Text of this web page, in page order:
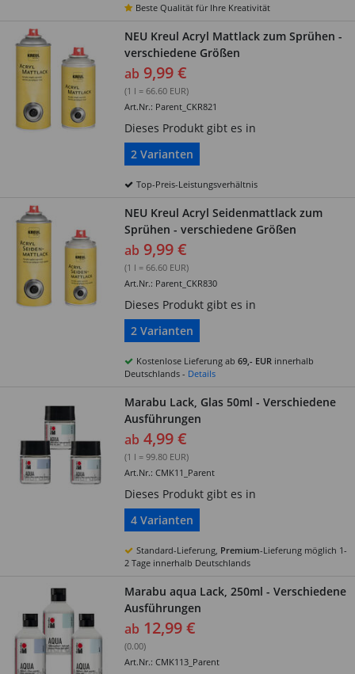
Beste Qualität für Ihre Kreativität
NEU Kreul Acryl Mattlack zum Sprühen -
verschiedene Größen
ab 9,99 €
(1 l = 66.60 EUR)
Art.Nr.: Parent_CKR821
Dieses Produkt gibt es in
2 Varianten
Top-Preis-Leistungsverhältnis
NEU Kreul Acryl Seidenmattlack zum
Sprühen - verschiedene Größen
ab 9,99 €
(1 l = 66.60 EUR)
Art.Nr.: Parent_CKR830
Dieses Produkt gibt es in
2 Varianten
Kostenlose Lieferung ab69,- EUR innerhalb
Deutschlands - Details
Marabu Lack, Glas 50ml - Verschiedene
Ausführungen
ab 4,99 €
(1 l = 99.80 EUR)
Art.Nr.: CMK11_Parent
Dieses Produkt gibt es in
4 Varianten
Standard-Lieferung, Premium-Lieferung möglich 1-
2 Tage innerhalb Deutschlands
Marabu aqua Lack, 250ml - Verschiedene
Ausführungen
ab 12,99 €
(0.00)
Art.Nr.: CMK113_Parent